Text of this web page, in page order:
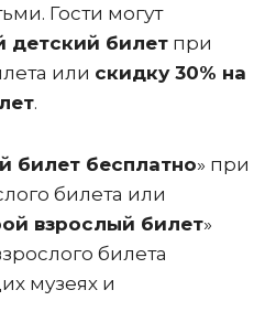
Гости могут
детский билетпри
или скидку 30% на
.
билет бесплатно» при
билета или
взрослый билет»
билета
музеях и